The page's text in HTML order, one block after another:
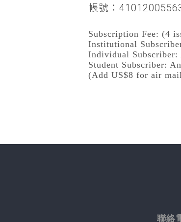
帳號：
Subscription Fee: (4
Institutional
Individual Subscriber:
Student Subscriber:
(Add US$8 for air
聯絡